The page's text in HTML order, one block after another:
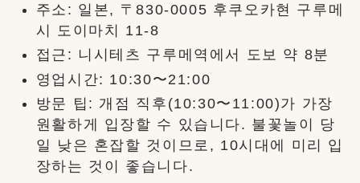
주소: 일본, 〒830-0005 후쿠오카현 구루메
시 도이마치 11-8
접근: 니시테츠 구루메역에서 도보 약 8분
영업시간: 10:30〜21:00
방문 팁: 개점 직후(10:30〜11:00)가 가장
원활하게 입장할 수 있습니다. 불꽃놀이 당
일 낮은 혼잡할 것이므로, 10시대에 미리 입
장하는 것이 좋습니다.